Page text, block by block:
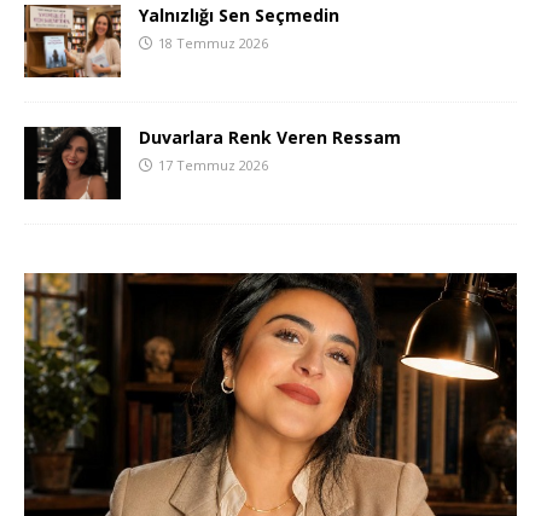
Yalnızlığı Sen Seçmedin
18 Temmuz 2026
Duvarlara Renk Veren Ressam
17 Temmuz 2026